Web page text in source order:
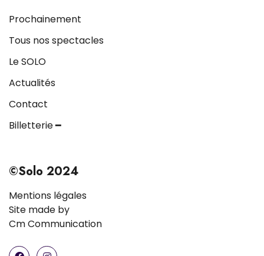
Prochainement
Tous nos spectacles
Le SOLO
Actualités
Contact
Billetterie ━
©Solo 2024
Mentions légales
Site made by
Cm Communication